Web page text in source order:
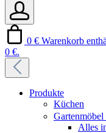
0 € Warenkorb
0 €.
Produkte
Küchen
Gartenmöbel
Alles